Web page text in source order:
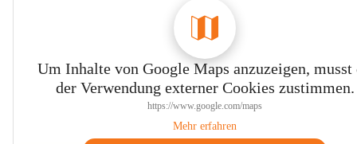
Um Inhalte von Google Maps anzuzeigen, musst
der Verwendung externer Cookies zustimmen.
https://www.google.com/maps
Mehr erfahren